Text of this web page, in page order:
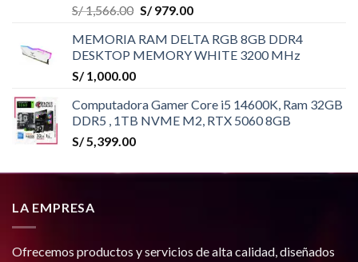
S/1,566.00 El
original
era:
S/979.00El
actual
es:
MEMORIA RAM DELTA RGB 8GB DDR4
DESKTOP MEMORY WHITE 3200 MHz
S/1,000.00
Computadora Gamer Core i5 14600K, Ram 32GB
DDR5 , 1TB NVME M2, RTX 5060 8GB
S/5,399.00
LA EMPRESA
Ofrecemos productos y servicios de alta calidad, diseñados